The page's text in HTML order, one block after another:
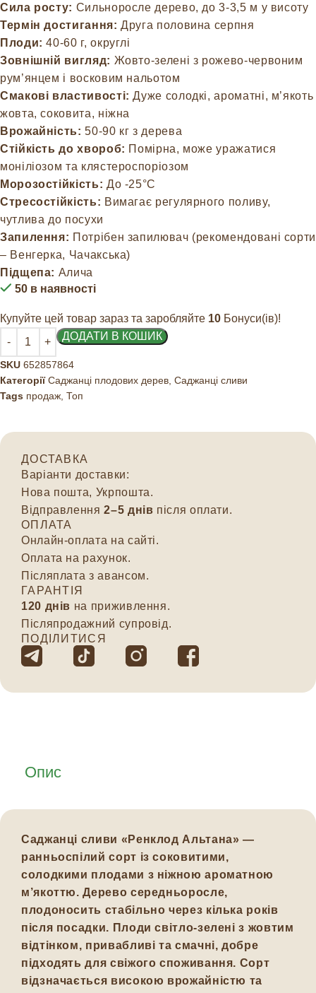
Сила росту: Сильноросле дерево, до 3-3,5 м у висоту
Термін достигання: Друга половина серпня
Плоди: 40-60 г, округлі
Зовнішній вигляд: Жовто-зелені з рожево-червоним
рум’янцем і восковим нальотом
Смакові властивості: Дуже солодкі, ароматні, м’якоть
жовта, соковита, ніжна
Врожайність: 50-90 кг з дерева
Стійкість до хвороб: Помірна, може уражатися
моніліозом та клястероспоріозом
Морозостійкість: До -25°C
Стресостійкість: Вимагає регулярного поливу,
чутлива до посухи
Запилення: Потрібен запилювач (рекомендовані сорти
– Венгерка, Чачакська)
Підщепа: Алича
50 в наявності
Купуйте цей товар зараз та заробляйте 10 Бонуси(ів)!
ДОДАТИ В КОШИК
SKU 652857864
Категорії Саджанці плодових дерев Саджанці сливи
Tags продаж Топ
ДОСТАВКА
Варіанти доставки:
Нова пошта, Укрпошта.
Відправлення2–5 днів після оплати.
ОПЛАТА
Онлайн-оплата на сайті.
Оплата на рахунок.
Післяплата з авансом.
ГАРАНТІЯ
120 днів на приживлення.
Післяпродажний супровід.
ПОДІЛИТИСЯ
Опис
Саджанці сливи «Ренклод Альтана» —
ранньоспілий сорт із соковитими,
солодкими плодами з ніжною ароматною
м’якоттю. Дерево середньоросле,
плодоносить стабільно через кілька років
після посадки. Плоди світло-зелені з жовтим
відтінком, привабливі та смачні, добре
підходять для свіжого споживання. Сорт
відзначається високою врожайністю та